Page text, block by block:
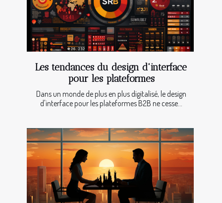
Les tendances du design d'interface
pour les plateformes
Dans un monde de plus en plus digitalisé, le design
d'interface pour les plateformes B2B ne cesse...